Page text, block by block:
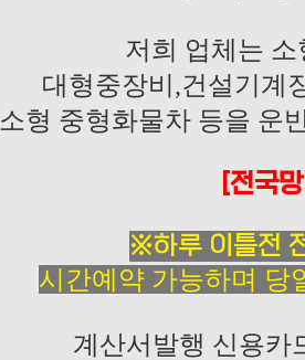
저희 업체는
대형중장비,건설기계
소형 중형화물차 등을 운
[전국
※하루 이틀전
시간예약 가능하며
계산서발행 신용카